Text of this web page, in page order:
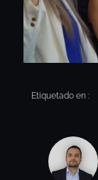
Etiquetado en :